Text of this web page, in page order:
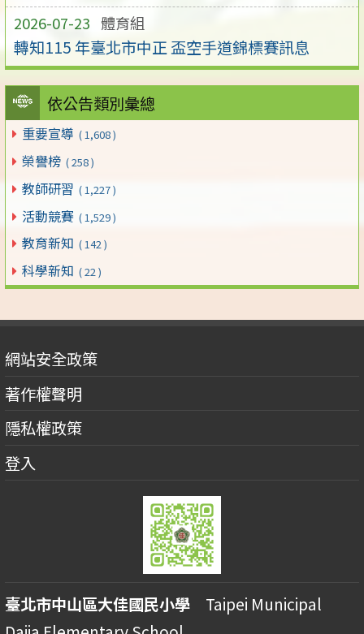
2026-07-23 體育組
轉知115 年臺北市中正 盃空手道錦標賽訊息
依公告類別彙總
重要宣導 ( 1,608 )
榮譽榜 ( 258 )
教師研習 ( 1,227 )
活動競賽 ( 1,529 )
教育新知 ( 142 )
科學新知 ( 22 )
網站安全政策
著作權聲明
隱私權政策
登入
臺北市中山區大佳國民小學 Taipei Municipal